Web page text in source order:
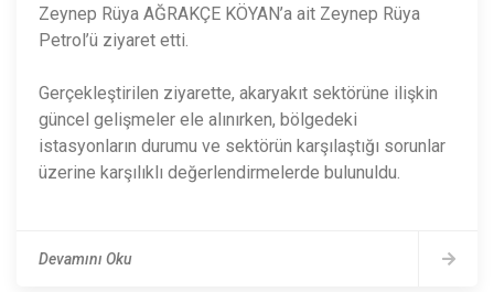
Zeynep Rüya AĞRAKÇE KÖYAN’a ait Zeynep Rüya
Petrol’ü ziyaret etti.
Gerçekleştirilen ziyarette, akaryakıt sektörüne ilişkin
güncel gelişmeler ele alınırken, bölgedeki
istasyonların durumu ve sektörün karşılaştığı sorunlar
üzerine karşılıklı değerlendirmelerde bulunuldu.
Devamını Oku